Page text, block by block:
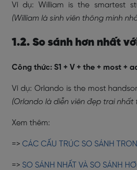
Ví dụ: William is the smartest
(William là sinh viên thông minh
1.2. So sánh hơn nhất
Công thức: S1 + V + the + most +
Ví dụ: Orlando is the most
(Orlando là diễn viên đẹp trai nhất
Xem thêm:
=> CÁC CẤU TRÚC SO SÁNH
=> SO SÁNH NHẤT VÀ SO SÁNH